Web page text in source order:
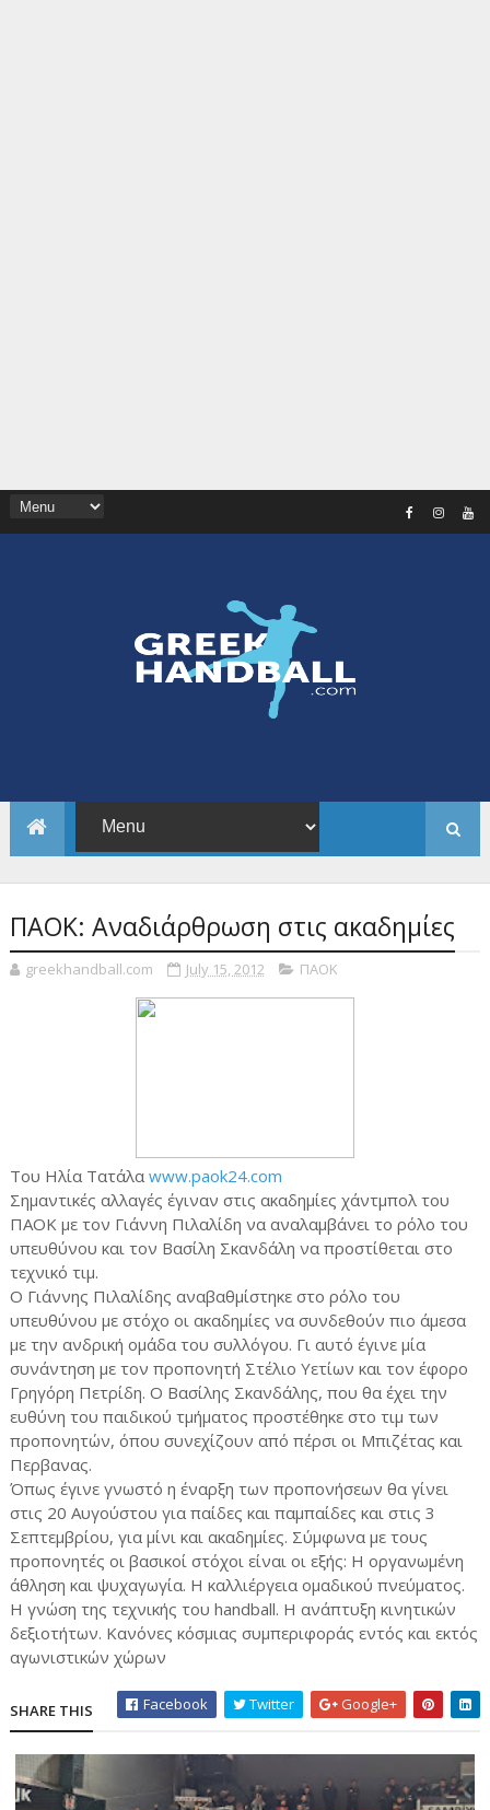
ΠΑΟΚ: Αναδιάρθρωση στις ακαδημίες
greekhandball.com July 15, 2012 ΠΑΟΚ
Του Ηλία Τατάλα www.paok24.com
Σημαντικές αλλαγές έγιναν στις ακαδημίες χάντμπολ του
ΠΑΟΚ με τον Γιάννη Πιλαλίδη να αναλαμβάνει το ρόλο του
υπευθύνου και τον Βασίλη Σκανδάλη να προστίθεται στο
τεχνικό τιμ.
Ο Γιάννης Πιλαλίδης αναβαθμίστηκε στο ρόλο του
υπευθύνου με στόχο οι ακαδημίες να συνδεθούν πιο άμεσα
με την ανδρική ομάδα του συλλόγου. Γι αυτό έγινε μία
συνάντηση με τον προπονητή Στέλιο Υετίων και τον έφορο
Γρηγόρη Πετρίδη. Ο Βασίλης Σκανδάλης, που θα έχει την
ευθύνη του παιδικού τμήματος προστέθηκε στο τιμ των
προπονητών, όπου συνεχίζουν από πέρσι οι Μπιζέτας και
Περβανας.
Όπως έγινε γνωστό η έναρξη των προπονήσεων θα γίνει
στις 20 Αυγούστου για παίδες και παμπαίδες και στις 3
Σεπτεμβρίου, για μίνι και ακαδημίες. Σύμφωνα με τους
προπονητές οι βασικοί στόχοι είναι οι εξής: Η οργανωμένη
άθληση και ψυχαγωγία. Η καλλιέργεια ομαδικού πνεύματος.
Η γνώση της τεχνικής του handball. Η ανάπτυξη κινητικών
δεξιοτήτων. Κανόνες κόσμιας συμπεριφοράς εντός και εκτός
αγωνιστικών χώρων
SHARE THIS Facebook Twitter Google+